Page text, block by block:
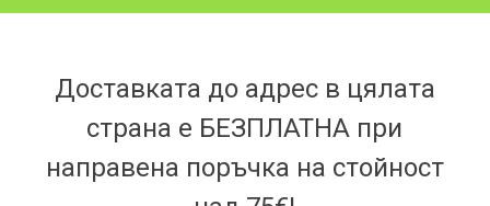
Доставката до адрес в цялата
страна е БЕЗПЛАТНА при
направена поръчка на стойност